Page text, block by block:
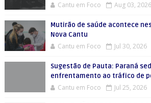
Cantu em Foco Aug 03, 2026
Mutirão de saúde acontece
Nova Cantu
Cantu em Foco Jul 30, 2026
Sugestão de Pauta: Paraná
enfrentamento ao tráfico de
Cantu em Foco Jul 25, 2026